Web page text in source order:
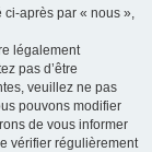
ci-après par « nous »,
légalement
pas d’être
veuillez ne pas
pouvons modifier
de vous informer
vérifier régulièrement